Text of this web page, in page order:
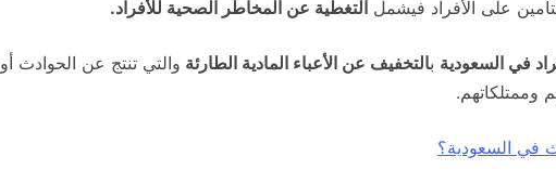
على الأفراد فيشمل التغطية عن المخاطر الصحية للأفراد.
في السعودية بالتخفيف عن الأعباء المادية الطارئة والتي تنتج عن الحوادث أو
وممتلكاتهم.
في السعودية؟